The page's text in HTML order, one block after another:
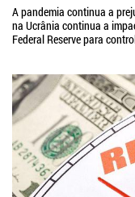
A pandemia continua a
na Ucrânia continua a
Federal Reserve para